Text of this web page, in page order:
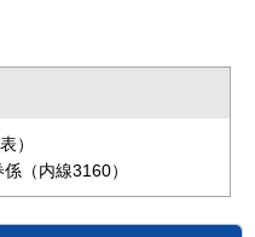
）
（内線3160）